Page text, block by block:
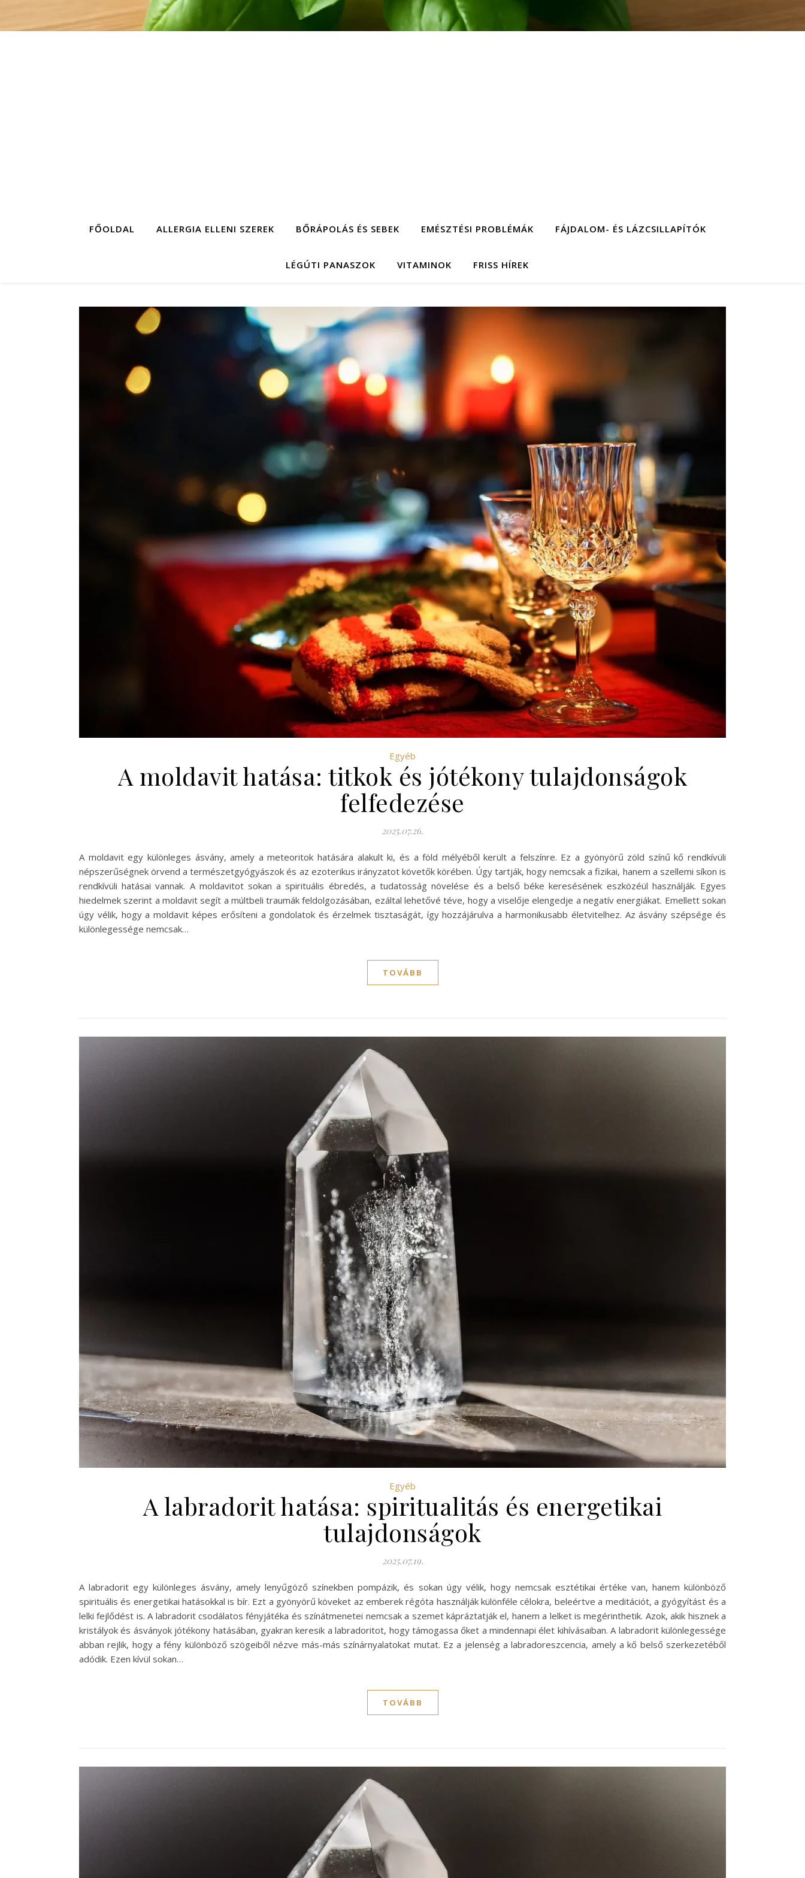
FŐOLDAL ALLERGIA ELLENI SZEREK BŐRÁPOLÁS ÉS SEBEK EMÉSZTÉSI PROBLÉMÁK FÁJDALOM- ÉS LÁZCSILLAPÍTÓK
LÉGÚTI PANASZOK VITAMINOK FRISS HÍREK
Egyéb
A moldavit hatása: titkok és jótékony tulajdonságok
felfedezése
2025.07.26.
A moldavit egy különleges ásvány, amely a meteoritok hatására alakult ki, és a föld mélyéből került a felszínre. Ez a gyönyörű zöld színű kő rendkívüli
népszerűségnek örvend a természetgyógyászok és az ezoterikus irányzatot követők körében. Úgy tartják, hogy nemcsak a fizikai, hanem a szellemi síkon is
rendkívüli hatásai vannak. A moldavitot sokan a spirituális ébredés, a tudatosság növelése és a belső béke keresésének eszközéül használják. Egyes
hiedelmek szerint a moldavit segít a múltbeli traumák feldolgozásában, ezáltal lehetővé téve, hogy a viselője elengedje a negatív energiákat. Emellett sokan
úgy vélik, hogy a moldavit képes erősíteni a gondolatok és érzelmek tisztaságát, így hozzájárulva a harmonikusabb életvitelhez. Az ásvány szépsége és
különlegessége nemcsak…
TOVÁBB
Egyéb
A labradorit hatása: spiritualitás és energetikai
tulajdonságok
2025.07.19.
A labradorit egy különleges ásvány, amely lenyűgöző színekben pompázik, és sokan úgy vélik, hogy nemcsak esztétikai értéke van, hanem különböző
spirituális és energetikai hatásokkal is bír. Ezt a gyönyörű köveket az emberek régóta használják különféle célokra, beleértve a meditációt, a gyógyítást és a
lelki fejlődést is. A labradorit csodálatos fényjátéka és színátmenetei nemcsak a szemet kápráztatják el, hanem a lelket is megérinthetik. Azok, akik hisznek a
kristályok és ásványok jótékony hatásában, gyakran keresik a labradoritot, hogy támogassa őket a mindennapi élet kihívásaiban. A labradorit különlegessége
abban rejlik, hogy a fény különböző szögeiből nézve más-más színárnyalatokat mutat. Ez a jelenség a labradoreszcencia, amely a kő belső szerkezetéből
adódik. Ezen kívül sokan…
TOVÁBB